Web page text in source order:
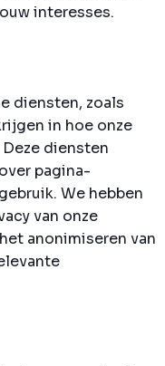
interesses.
diensten, zoals
in hoe onze
diensten
pagina-
We hebben
van onze
anonimiseren van